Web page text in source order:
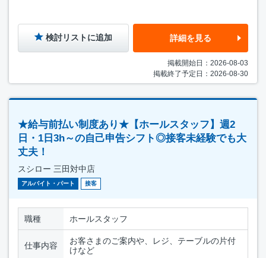
検討リストに追加 詳細を見る
掲載開始日：2026-08-03
掲載終了予定日：2026-08-30
★給与前払い制度あり★【ホールスタッフ】週2
日・1日3h～の自己申告シフト◎接客未経験でも大
丈夫！
スシロー 三田対中店
アルバイト・パート 接客
職種 ホールスタッフ
仕事内容
お客さまのご案内や、レジ、テーブルの片付
けなど